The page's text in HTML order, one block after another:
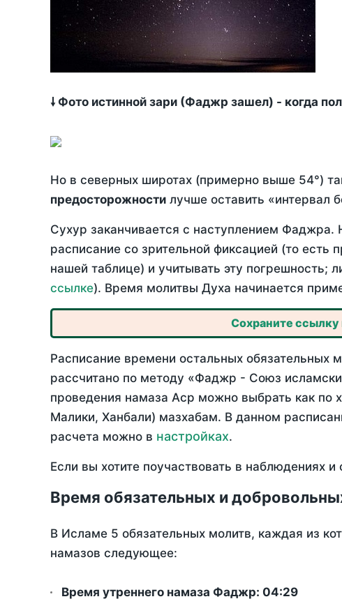
🠗 Фото истинной зари (Фаджр зашел) - когда
Но в северных широтах (примерно выше 54°)
предосторожности лучше оставить «интервал
Сухур заканчивается с наступлением Фаджра.
расписание со зрительной фиксацией (то есть
нашей таблице) и учитывать эту погрешность;
ссылке). Время молитвы Духа начинается
Сохраните ссылку
Расписание времени остальных
рассчитано по методу «Фаджр - Союз
проведения намаза Аср можно выбрать как по
Малики, Ханбали) мазхабам. В данном
расчета можно в настройках.
Если вы хотите поучаствовать в наблюдениях
Время обязательных и
В Исламе 5 обязательных молитв, каждая из
намазов следующее:
Время утреннего намаза Фаджр: 04:29